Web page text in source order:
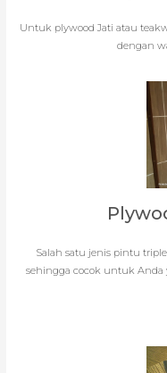
Untuk plywood Jati atau
dengan
Salah satu jenis pintu
sehingga cocok untuk